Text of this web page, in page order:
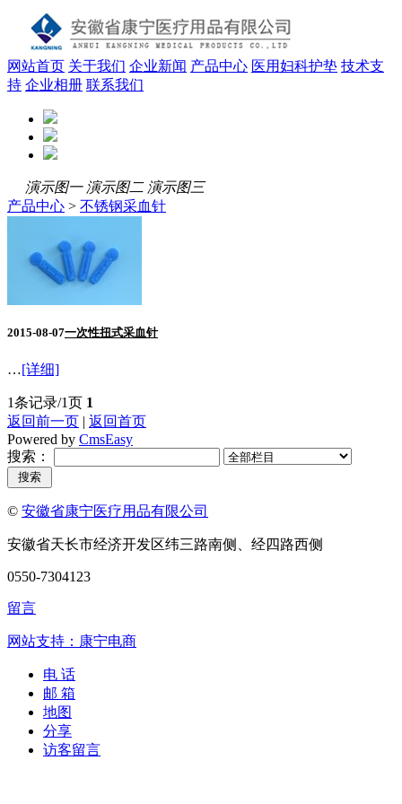
网站首页 关于我们 企业新闻 产品中心 医用妇科护垫 技术支
持 企业相册 联系我们
演示图一 演示图二 演示图三
产品中心 > 不锈钢采血针
2015-08-07一次性扭式采血针
…[详细]
1条记录/1页 1
返回前一页 | 返回首页
Powered by CmsEasy
搜索：
© 安徽省康宁医疗用品有限公司
安徽省天长市经济开发区纬三路南侧、经四路西侧
0550-7304123
留言
网站支持：康宁电商
电 话
邮 箱
地图
分享
访客留言